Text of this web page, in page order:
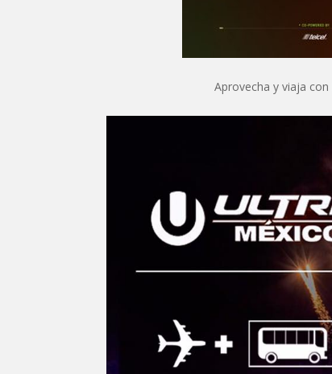
Aprovecha y viaja con